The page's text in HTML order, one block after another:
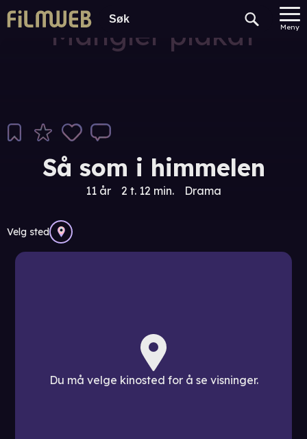
Meny
Mangler plakat
Så som i himmelen
11 år 2 t. 12 min. Drama
Velg sted
Du må velge kinosted for å se visninger.